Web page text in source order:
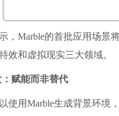
，Marble的首批应用场景
效和虚拟现实三大领域。
：赋能而非替代
使用Marble生成背景环境